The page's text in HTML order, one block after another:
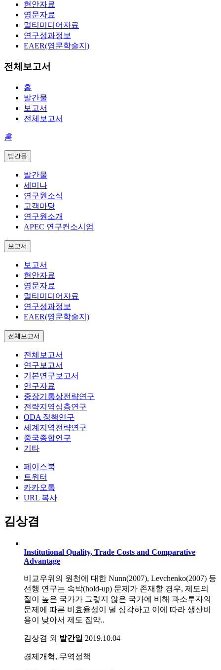
현안자료
영문자료
멀티미디어자료
연구성과정보
EAER(영문학술지)
전체보고서
홈
발간물
보고서
전체보고서
홈
발간물
발간물
세미나
연구원소식
고객마당
연구원소개
APEC 연구컨소시엄
보고서
보고서
현안자료
영문자료
멀티미디어자료
연구성과정보
EAER(영문학술지)
전체보고서
전체보고서
연구보고서
기본연구보고서
연구자료
중장기통상전략연구
전략지역심층연구
ODA 정책연구
세계지역전략연구
중국종합연구
기타
페이스북
트위터
카카오톡
URL 복사
김상겸
Institutional Quality, Trade Costs and Comparative
Advantage
비교우위의 원천에 대한 Nunn(2007), Levchenko(2007) 등
선행 연구는 속박(hold-up) 문제가 존재할 경우, 제도의
질이 높은 국가가 그렇지 않은 국가에 비해 과소투자의
문제에 따른 비효율성이 덜 심각하고 이에 따라 생산비
용이 낮아서 제도 집약..
김상겸 외 발간일 2019.10.04
경제개혁, 무역정책